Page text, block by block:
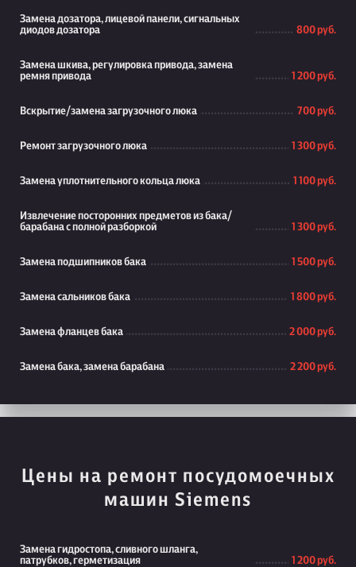
Замена дозатора, лицевой панели, сигнальных
диодов дозатора
800 руб.
Замена шкива, регулировка привода, замена
ремня привода
1 200 руб.
Вскрытие/замена загрузочного люка 700 руб.
Ремонт загрузочного люка 1 300 руб.
Замена уплотнительного кольца люка 1 100 руб.
Извлечение посторонних предметов из бака/
барабана с полной разборкой
1 300 руб.
Замена подшипников бака 1 500 руб.
Замена сальников бака 1 800 руб.
Замена фланцев бака 2 000 руб.
Замена бака, замена барабана 2 200 руб.
Цены на ремонт посудомоечных
машин Siemens
Замена гидростопа, сливного шланга,
патрубков, герметизация
1 200 руб.